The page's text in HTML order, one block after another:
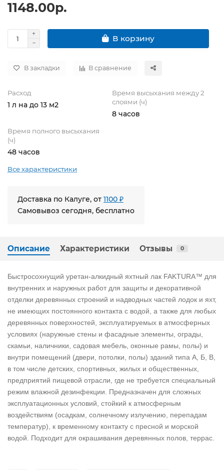
1148.00р.
В корзину
В закладки В сравнение
Расход
1 л на до 13 м2
Время высыхания между 2
слоями (ч)
8 часов
Время полного высыхания
(ч)
48 часов
Все характеристики
Доставка по Калуге, от 1100 ₽
Самовывоз сегодня, бесплатно
Описание Характеристики Отзывы 0
Быстросохнущий уретан-алкидный яхтный лак FAKTURA™ для
внутренних и наружных работ для защиты и декоративной
отделки деревянных строений и надводных частей лодок и яхт,
не имеющих постоянного контакта с водой, а также для любых
деревянных поверхностей, эксплуатируемых в атмосферных
условиях (наружные стены и фасадные элементы, ограды,
скамьи, наличники, садовая мебель, оконные рамы, полы) и
внутри помещений (двери, потолки, полы) зданий типа А, Б, В,
в том числе детских, спортивных, жилых и общественных,
предприятий пищевой отрасли, где не требуется специальный
режим влажной дезинфекции. Предназначен для сложных
эксплуатационных условий, стойкий к атмосферным
воздействиям (осадкам, солнечному излучению, перепадам
температур), к временному контакту с пресной и морской
водой. Подходит для окрашивания деревянных полов, террас.